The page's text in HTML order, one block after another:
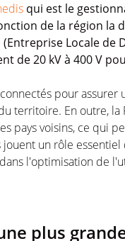
qui est le
de la région la
Locale de
de 20 kV à 400 V
pour assurer
territoire. En outre, la
pays voisins, ce qui
un rôle essentiel
l'optimisation de
plus